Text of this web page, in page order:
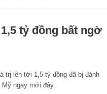
tỷ đồng bất ngờ
trị lên tới 1,5 tỷ đồng đã bị đánh
ngay mới đây.